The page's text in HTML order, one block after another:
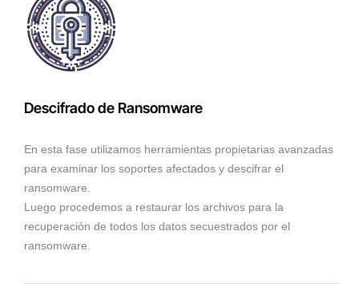
Descifrado de Ransomware
En esta fase utilizamos herramientas propietarias avanzadas
para examinar los soportes afectados y descifrar el
ransomware.
Luego procedemos a restaurar los archivos para la
recuperación de todos los datos secuestrados por el
ransomware.